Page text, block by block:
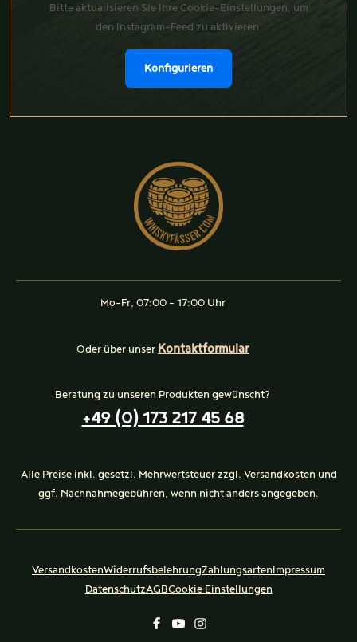
Bitte aktualisieren Sie Ihre Cookie-Einstellungen, um
den Instagram-Feed zu aktivieren.
Konfigurieren
Mo-Fr, 07:00 - 17:00 Uhr
Oder über unser Kontaktformular
Beratung zu unseren Produkten gewünscht?
+49 (0) 173 217 45 68
Alle Preise inkl. gesetzl. Mehrwertsteuer zzgl. Versandkosten und
ggf. Nachnahmegebühren, wenn nicht anders angegeben.
VersandkostenWiderrufsbelehrungZahlungsartenImpressum
DatenschutzAGBCookie Einstellungen